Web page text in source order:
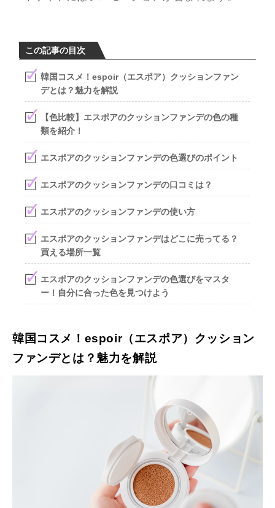
この記事の目次
韓国コスメ！espoir（エスポア）クッションファン
デとは？魅力を解説
【色比較】エスポアのクッションファンデの色の種
類を紹介！
エスポアのクッションファンデの色選びのポイント
エスポアのクッションファンデの口コミは？
エスポアのクッションファンデの使い方
エスポアのクッションファンデはどこに売ってる？
買える場所一覧
エスポアのクッションファンデの色選びをマスタ
ー！自分に合った色を見つけよう
韓国コスメ！espoir（エスポア）クッション
ファンデとは？魅力を解説